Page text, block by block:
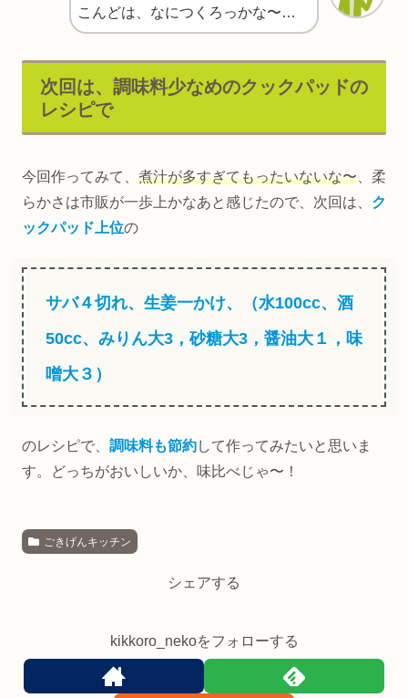
こんどは、なにつくろっかな〜…
次回は、調味料少なめのクックパッドの
レシピで
今回作ってみて、 煮汁が多すぎてもったいないな〜 、柔
らかさは市販が一歩上かなあと感じたので、次回は、 ク
ックパッド上位の
サバ４切れ、生姜一かけ、（水100cc、酒
50cc、みりん大3，砂糖大3，醤油大１，味
噌大３）
のレシピで、 調味料も節約して作ってみたいと思いま
す。どっちがおいしいか、味比べじゃ〜！
ごきげんキッチン
シェアする
kikkoro_nekoをフォローする